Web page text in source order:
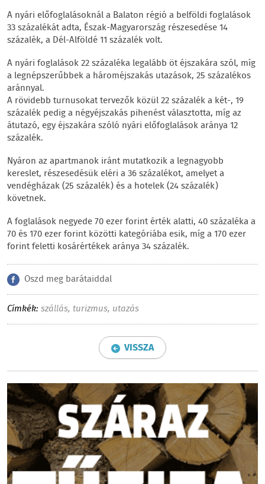
A nyári előfoglalásoknál a Balaton régió a belföldi foglalások
33 százalékát adta, Észak-Magyarország részesedése 14
százalék, a Dél-Alföldé 11 százalék volt.
A nyári foglalások 22 százaléka legalább öt éjszakára szól, míg
a legnépszerűbbek a hároméjszakás utazások, 25 százalékos
aránnyal.
A rövidebb turnusokat tervezők közül 22 százalék a két-, 19
százalék pedig a négyéjszakás pihenést választotta, míg az
átutazó, egy éjszakára szóló nyári előfoglalások aránya 12
százalék.
Nyáron az apartmanok iránt mutatkozik a legnagyobb
kereslet, részesedésük eléri a 36 százalékot, amelyet a
vendégházak (25 százalék) és a hotelek (24 százalék)
követnek.
A foglalások negyede 70 ezer forint érték alatti, 40 százaléka a
70 és 170 ezer forint közötti kategóriába esik, míg a 170 ezer
forint feletti kosárértékek aránya 34 százalék.
Oszd meg barátaiddal
Címkék: szállás, turizmus, utazás
VISSZA